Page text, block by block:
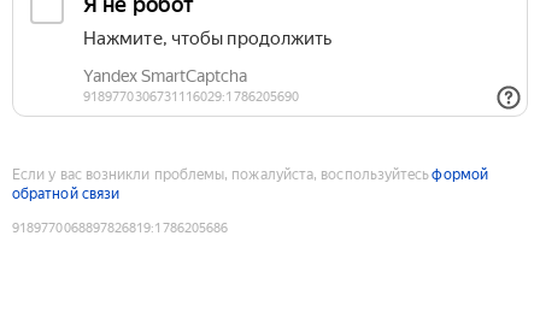
Если у вас возникли проблемы, пожалуйста, воспользуйтесьформой
обратной связи
9189770068897826819:1786205686